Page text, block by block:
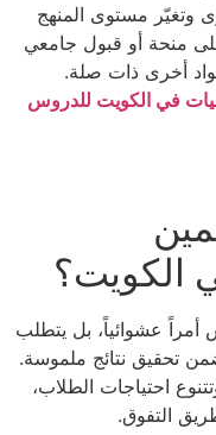
وتغيّر مستوى المنهج
منحة أو قبول جامعي
أخرى ذات صلة.
في الكويت للدروس
الكويت؟
أمراً عشوائياً، بل يتطلب
تحقيق نتائج ملموسة.
احتياجات الطلاب،
التفوق.